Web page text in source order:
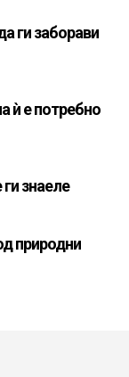
ги заборави
ѝ е потребно
знаеле
природни